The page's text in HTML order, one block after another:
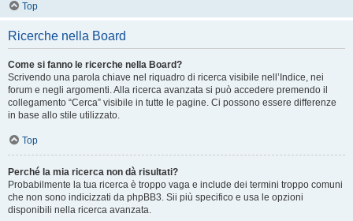
Top
Ricerche nella Board
Come si fanno le ricerche nella Board?
Scrivendo una parola chiave nel riquadro di ricerca visibile nell’Indice, nei
forum e negli argomenti. Alla ricerca avanzata si può accedere premendo il
collegamento “Cerca” visibile in tutte le pagine. Ci possono essere differenze
in base allo stile utilizzato.
Top
Perché la mia ricerca non dà risultati?
Probabilmente la tua ricerca è troppo vaga e include dei termini troppo comuni
che non sono indicizzati da phpBB3. Sii più specifico e usa le opzioni
disponibili nella ricerca avanzata.